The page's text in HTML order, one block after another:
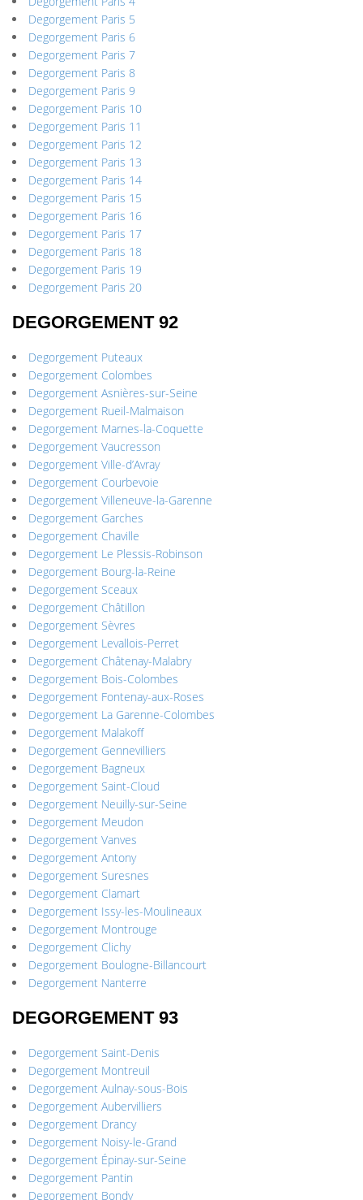
Degorgement Paris 5
Degorgement Paris 6
Degorgement Paris 7
Degorgement Paris 8
Degorgement Paris 9
Degorgement Paris 10
Degorgement Paris 11
Degorgement Paris 12
Degorgement Paris 13
Degorgement Paris 14
Degorgement Paris 15
Degorgement Paris 16
Degorgement Paris 17
Degorgement Paris 18
Degorgement Paris 19
Degorgement Paris 20
DEGORGEMENT 92
Degorgement Puteaux
Degorgement Colombes
Degorgement Asnières-sur-Seine
Degorgement Rueil-Malmaison
Degorgement Marnes-la-Coquette
Degorgement Vaucresson
Degorgement Ville-d’Avray
Degorgement Courbevoie
Degorgement Villeneuve-la-Garenne
Degorgement Garches
Degorgement Chaville
Degorgement Le Plessis-Robinson
Degorgement Bourg-la-Reine
Degorgement Sceaux
Degorgement Châtillon
Degorgement Sèvres
Degorgement Levallois-Perret
Degorgement Châtenay-Malabry
Degorgement Bois-Colombes
Degorgement Fontenay-aux-Roses
Degorgement La Garenne-Colombes
Degorgement Malakoff
Degorgement Gennevilliers
Degorgement Bagneux
Degorgement Saint-Cloud
Degorgement Neuilly-sur-Seine
Degorgement Meudon
Degorgement Vanves
Degorgement Antony
Degorgement Suresnes
Degorgement Clamart
Degorgement Issy-les-Moulineaux
Degorgement Montrouge
Degorgement Clichy
Degorgement Boulogne-Billancourt
Degorgement Nanterre
DEGORGEMENT 93
Degorgement Saint-Denis
Degorgement Montreuil
Degorgement Aulnay-sous-Bois
Degorgement Aubervilliers
Degorgement Drancy
Degorgement Noisy-le-Grand
Degorgement Épinay-sur-Seine
Degorgement Pantin
Degorgement Bondy